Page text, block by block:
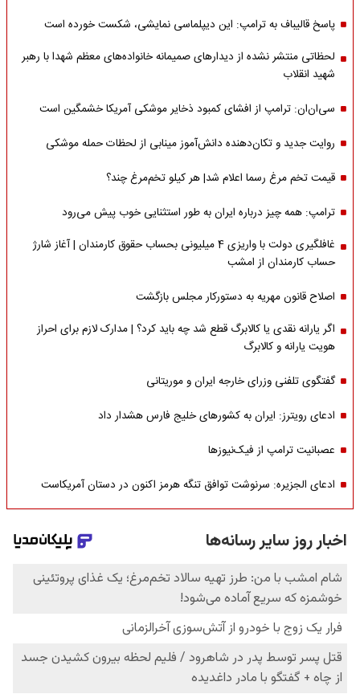
پاسخ قالیباف به ترامپ: این دیپلماسی نمایشی، شکست خورده است
لحظاتی منتشر نشده از دیدارهای صمیمانه خانواده‌های معظم شهدا با رهبر
شهید انقلاب
سی‌ان‌ان: ترامپ از افشای کمبود ذخایر موشکی آمریکا خشمگین است
روایت جدید و تکان‌دهنده دانش‌آموز مینابی از لحظات حمله موشکی
قیمت تخم مرغ رسما اعلام شد| هر کیلو تخم‌مرغ چند؟
ترامپ: همه چیز درباره ایران به طور استثنایی خوب پیش می‌رود
غافلگیری دولت با واریزی 4 میلیونی بحساب حقوق کارمندان | آغاز شارژ
حساب کارمندان از امشب
اصلاح قانون مهریه به دستورکار مجلس بازگشت
اگر یارانه نقدی یا کالابرگ قطع شد چه باید کرد؟ | مدارک لازم برای احراز
هویت یارانه و کالابرگ
گفتگوی تلفنی وزرای خارجه ایران و موریتانی
ادعای رویترز: ایران به کشورهای خلیج فارس هشدار داد
عصبانیت ترامپ از فیک‌نیوزها
ادعای الجزیره: سرنوشت توافق تنگه هرمز اکنون در دستان آمریکاست